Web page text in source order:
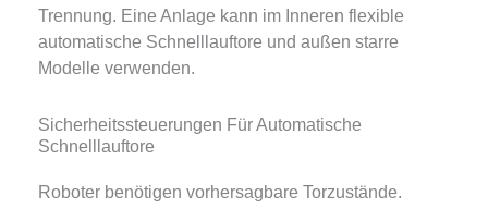
Trennung. Eine Anlage kann im Inneren flexible
automatische Schnelllauftore und außen starre
Modelle verwenden.
Sicherheitssteuerungen Für Automatische
Schnelllauftore
Roboter benötigen vorhersagbare Torzustände.